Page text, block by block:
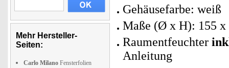
Mehr Hersteller-
Seiten:
Carlo Milano Fensterfolien
Gehäusefarbe: weiß
Maße (Ø x H): 155 x
Raumentfeuchter
Anleitung